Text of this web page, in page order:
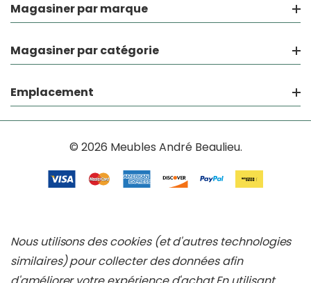
Magasiner par marque
Magasiner par catégorie
Emplacement
© 2026 Meubles André Beaulieu.
Nous utilisons des cookies (et d'autres technologies
similaires) pour collecter des données afin